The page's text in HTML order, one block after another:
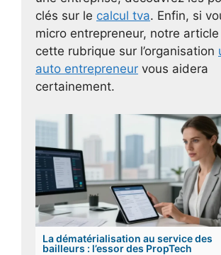
clés sur le calcul tva. Enfin, si
micro entrepreneur, notre
cette rubrique sur l’organisation
auto entrepreneur vous aidera
certainement.
La dématérialisation au service des
bailleurs : l’essor des PropTech